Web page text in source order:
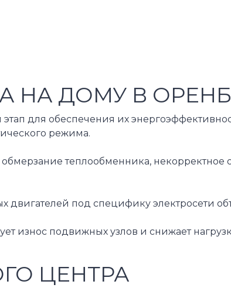
НА ДОМУ В
для обеспечения их
режима.
теплообменника, некорректное
двигателей под специфику
износ подвижных узлов и снижает
ЦЕНТРА